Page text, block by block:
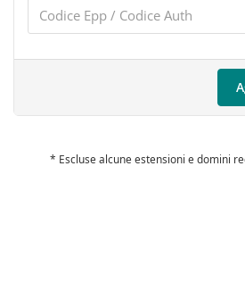
* Escluse alcune estensioni e domini